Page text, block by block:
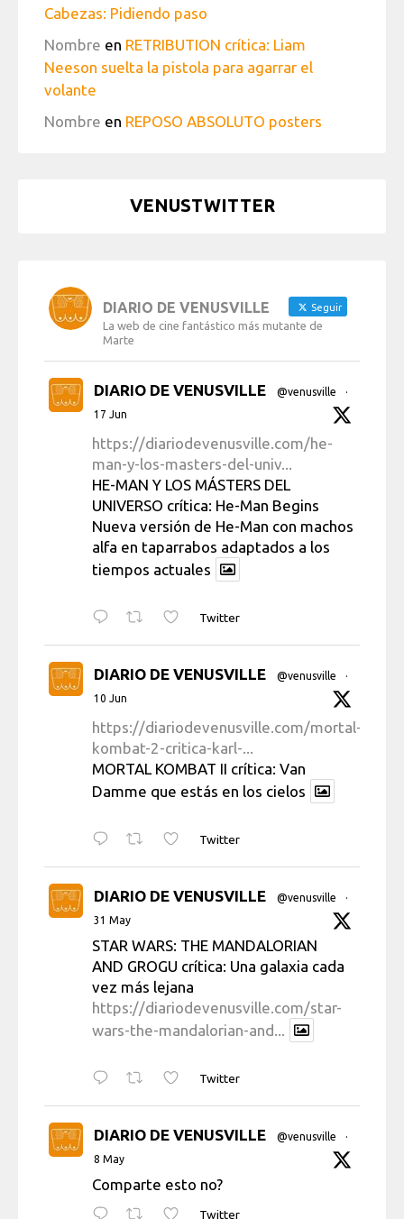
Cabezas: Pidiendo paso
Nombre en RETRIBUTION crítica: Liam
Neeson suelta la pistola para agarrar el
volante
Nombre en REPOSO ABSOLUTO posters
VENUSTWITTER
DIARIO DE VENUSVILLE Seguir
La web de cine fantástico más mutante de
Marte
DIARIO DE VENUSVILLE @venusville
·
17 Jun
https://diariodevenusville.com/he-
man-y-los-masters-del-univ...
HE-MAN Y LOS MÁSTERS DEL
UNIVERSO crítica: He-Man Begins
Nueva versión de He-Man con machos
alfa en taparrabos adaptados a los
tiempos actuales
Twitter
DIARIO DE VENUSVILLE @venusville
·
10 Jun
https://diariodevenusville.com/mortal-
kombat-2-critica-karl-...
MORTAL KOMBAT II crítica: Van
Damme que estás en los cielos
Twitter
DIARIO DE VENUSVILLE @venusville
·
31 May
STAR WARS: THE MANDALORIAN
AND GROGU crítica: Una galaxia cada
vez más lejana
https://diariodevenusville.com/star-
wars-the-mandalorian-and...
Twitter
DIARIO DE VENUSVILLE @venusville
·
8 May
Comparte esto no?
Twitter